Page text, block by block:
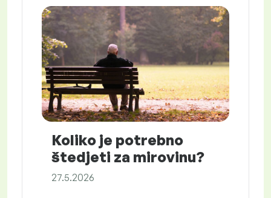
Koliko je potrebno
štedjeti za mirovinu?
27.5.2026